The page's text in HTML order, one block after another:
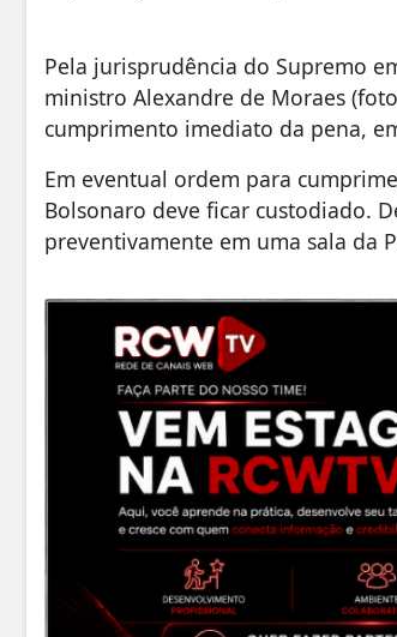
Pela jurisprudência do Supremo
ministro Alexandre de Moraes
cumprimento imediato da pena,
Em eventual ordem para
Bolsonaro deve ficar custodiado.
preventivamente em uma sala da